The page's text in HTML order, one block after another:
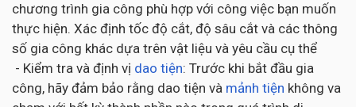
chương trình gia công phù hợp với công việc bạn muốn
thực hiện. Xác định tốc độ cắt, độ sâu cắt và các thông
số gia công khác dựa trên vật liệu và yêu cầu cụ thể
- Kiểm tra và định vị dao tiện: Trước khi bắt đầu gia
công, hãy đảm bảo rằng dao tiện và mảnh tiện không va